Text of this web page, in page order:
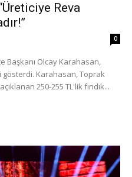
Reva
0
Başkanı Olcay Karahasan,
gösterdi. Karahasan, Toprak
250-255 TL'lik fındık...